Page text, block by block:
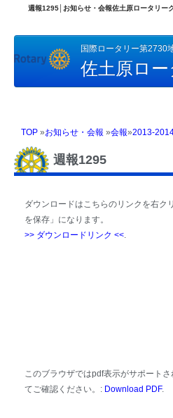
週報1295│お知らせ・会報佐土原ロータリー
国際ロータリー第2730
佐土原ロ
TOP »お知らせ・会報 »会報»2013-
週報1295
ダウンロードはこちらのリンクを右ク
を保存」になります。
>> ダウンロードリンク <<.
このブラウザではpdf表示がサポート
てご確認ください。: Download PDF.